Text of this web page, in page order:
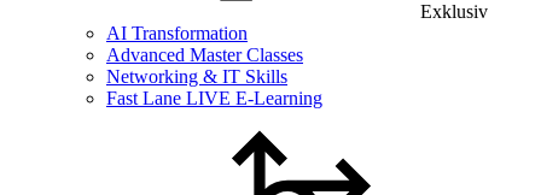
Exklusiv
AI Transformation
Advanced Master Classes
Networking & IT Skills
Fast Lane LIVE E-Learning